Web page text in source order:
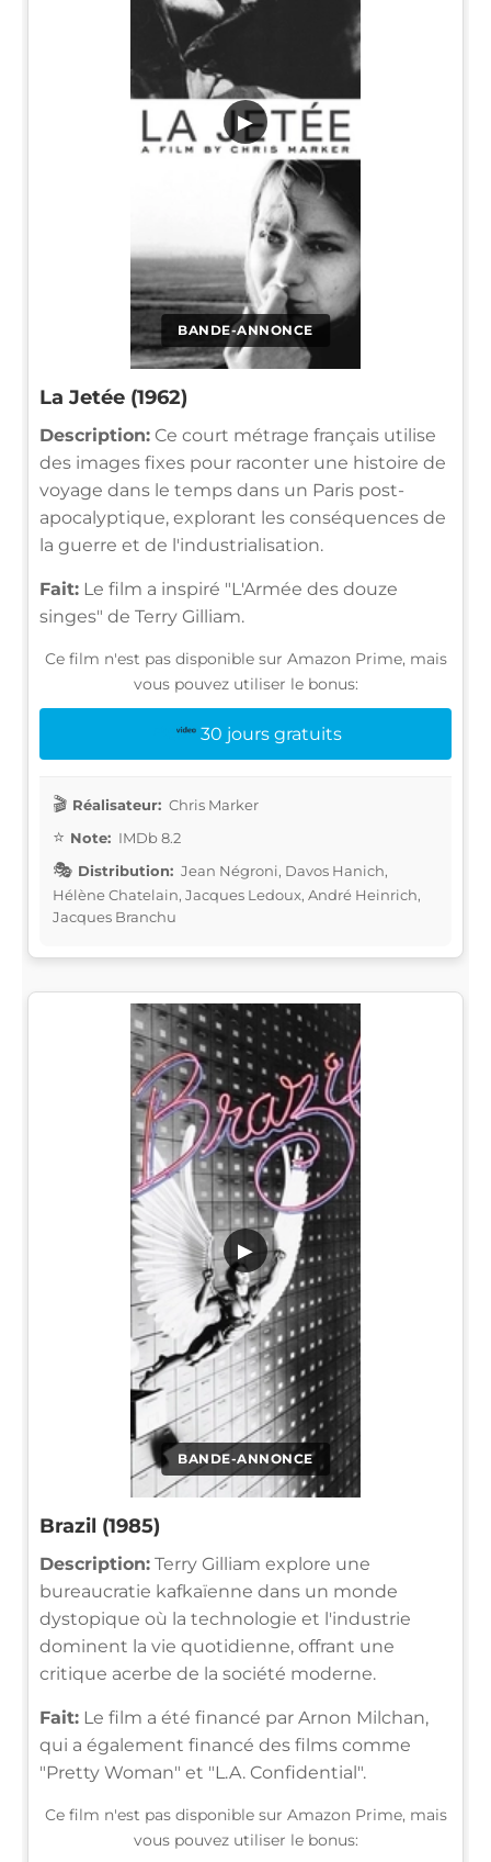
BANDE-ANNONCE
▶
La Jetée (1962)
Description: Ce court métrage français utilise
des images fixes pour raconter une histoire de
voyage dans le temps dans un Paris post-
apocalyptique, explorant les conséquences de
la guerre et de l'industrialisation.
Fait: Le film a inspiré "L'Armée des douze
singes" de Terry Gilliam.
Ce film n'est pas disponible sur Amazon Prime, mais
vous pouvez utiliser le bonus:
30 jours gratuits
Réalisateur: Chris Marker
Note: IMDb 8.2
Distribution: Jean Négroni, Davos Hanich,
Hélène Chatelain, Jacques Ledoux, André Heinrich,
Jacques Branchu
BANDE-ANNONCE
▶
Brazil (1985)
Description: Terry Gilliam explore une
bureaucratie kafkaïenne dans un monde
dystopique où la technologie et l'industrie
dominent la vie quotidienne, offrant une
critique acerbe de la société moderne.
Fait: Le film a été financé par Arnon Milchan,
qui a également financé des films comme
"Pretty Woman" et "L.A. Confidential".
Ce film n'est pas disponible sur Amazon Prime, mais
vous pouvez utiliser le bonus: